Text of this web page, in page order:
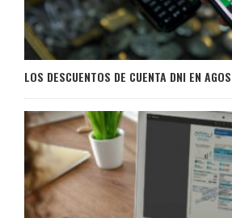
LOS DESCUENTOS DE CUENTA DNI EN